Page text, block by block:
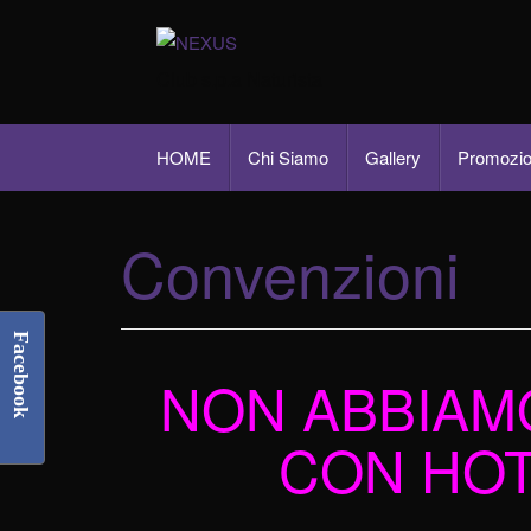
HOME Chi Siamo Gallery
Convenzioni
NON
CON
Facebook